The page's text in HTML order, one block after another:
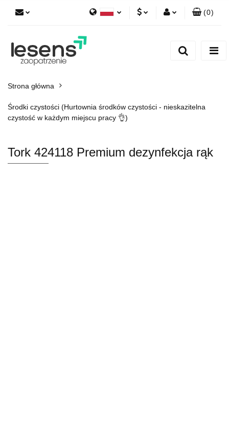
(0)
Strona główna
Środki czystości (Hurtownia środków czystości - nieskazitelna
czystość w każdym miejscu pracy 👌)
Tork 424118 Premium dezynfekcja rąk